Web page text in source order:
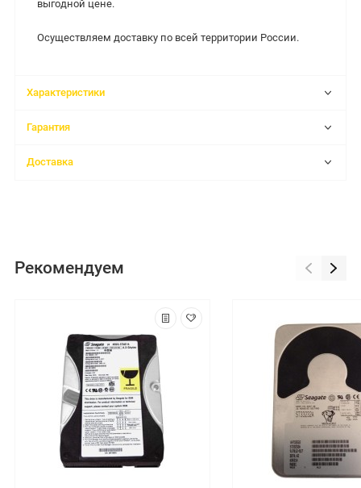
выгодной цене.
Осуществляем доставку по всей территории России.
Характеристики
Гарантия
Доставка
Рекомендуем